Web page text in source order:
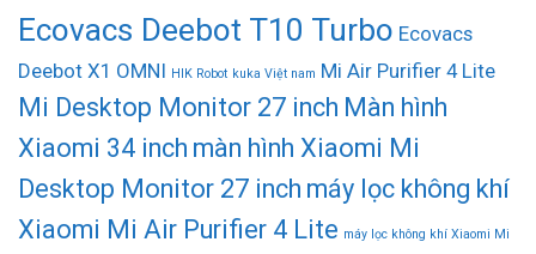
Ecovacs Deebot T10 Turbo Ecovacs
Deebot X1 OMNI HIK Robot kuka Việt nam Mi Air Purifier 4 Lite
Mi Desktop Monitor 27 inch Màn hình
Xiaomi 34 inch màn hình Xiaomi Mi
Desktop Monitor 27 inch máy lọc không khí
Xiaomi Mi Air Purifier 4 Lite máy lọc không khí Xiaomi Mi